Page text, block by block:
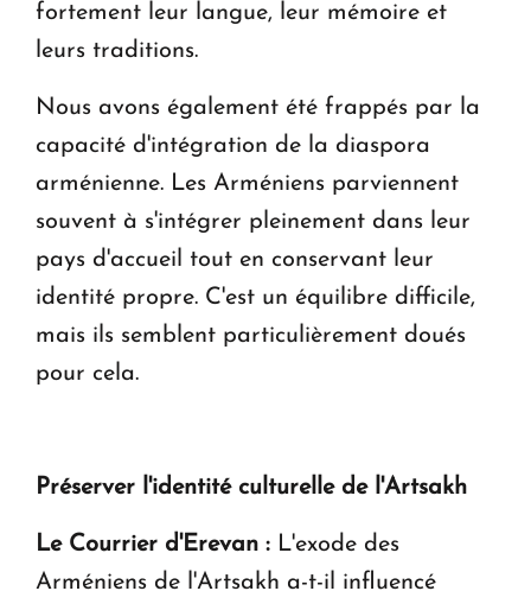
fortement leur langue, leur mémoire et
leurs traditions.
Nous avons également été frappés par la
capacité d'intégration de la diaspora
arménienne. Les Arméniens parviennent
souvent à s'intégrer pleinement dans leur
pays d'accueil tout en conservant leur
identité propre. C'est un équilibre difficile,
mais ils semblent particulièrement doués
pour cela.
Préserver l'identité culturelle de l'Artsakh
Le Courrier d'Erevan : L'exode des
Arméniens de l'Artsakh a-t-il influencé